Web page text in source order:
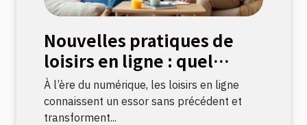
Nouvelles pratiques de
loisirs en ligne : quel
impact sur la culture
française ?
À l’ère du numérique, les loisirs en ligne
connaissent un essor sans précédent et
transforment...